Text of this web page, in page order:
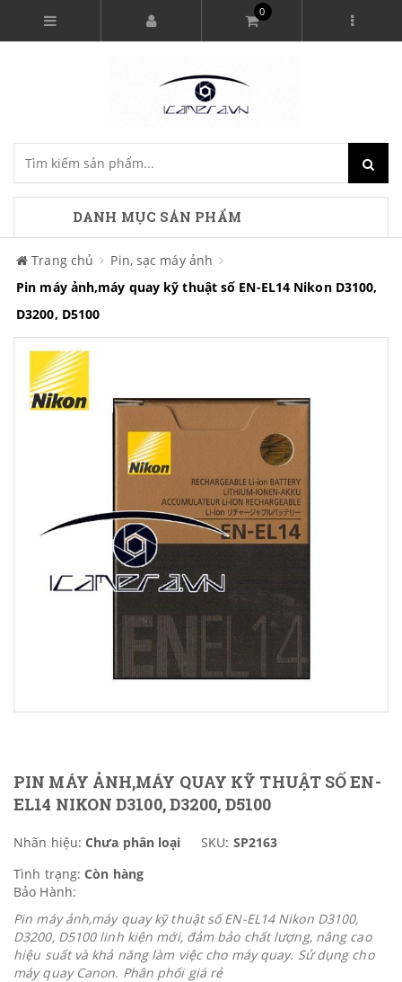
0
DANH MỤC SẢN PHẨM
Trang chủ
Pin, sạc máy ảnh
Pin máy ảnh,máy quay kỹ thuật số EN-EL14 Nikon D3100,
D3200, D5100
PIN MÁY ẢNH,MÁY QUAY KỸ THUẬT SỐ EN-
EL14 NIKON D3100, D3200, D5100
Nhãn hiệu: Chưa phân loại SKU: SP2163
Tình trạng: Còn hàng
Bảo Hành:
Pin máy ảnh,máy quay kỹ thuật số EN-EL14 Nikon D3100,
D3200, D5100 linh kiện mới, đảm bảo chất lượng, nâng cao
hiệu suất và khả năng làm việc cho máy quay. Sử dụng cho
máy quay Canon. Phân phối giá rẻ